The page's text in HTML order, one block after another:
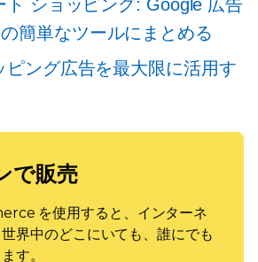
ト ショッピング: Google 広告
簡単なツールにまとめる
ピング広告を最大限に活用す
で販売
を使用すると、インターネ
界中のどこにいても、誰にでも
す。